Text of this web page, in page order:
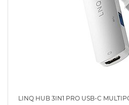
LINQ HUB 3IN1 PRO USB-C